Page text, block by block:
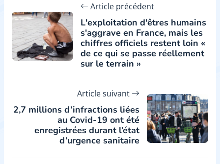
Article précédent
L'exploitation d'êtres humains
s'aggrave en France, mais les
chiffres officiels restent loin «
de ce qui se passe réellement
sur le terrain »
Article suivant
2,7 millions d’infractions liées
au Covid-19 ont été
enregistrées durant l’état
d’urgence sanitaire